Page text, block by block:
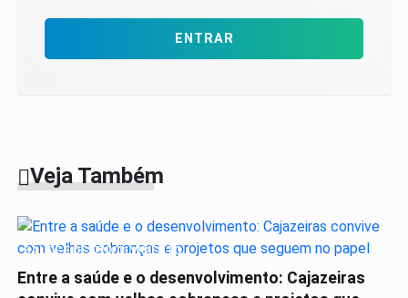
ENTRAR
Veja Também
SAÚDE E DESENVOLVIMENTO
Entre a saúde e o desenvolvimento: Cajazeiras